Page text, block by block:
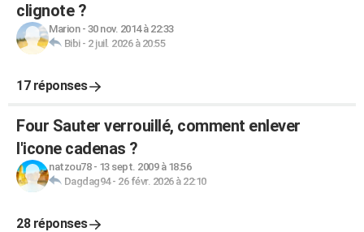
clignote ?
Marion- 30 nov. 2014 à 22:33
Bibi- 2 juil. 2026 à 20:55
17 réponses
Four Sauter verrouillé, comment enlever
l'icone cadenas ?
natzou78- 13 sept. 2009 à 18:56
Dagdag94- 26 févr. 2026 à 22:10
28 réponses